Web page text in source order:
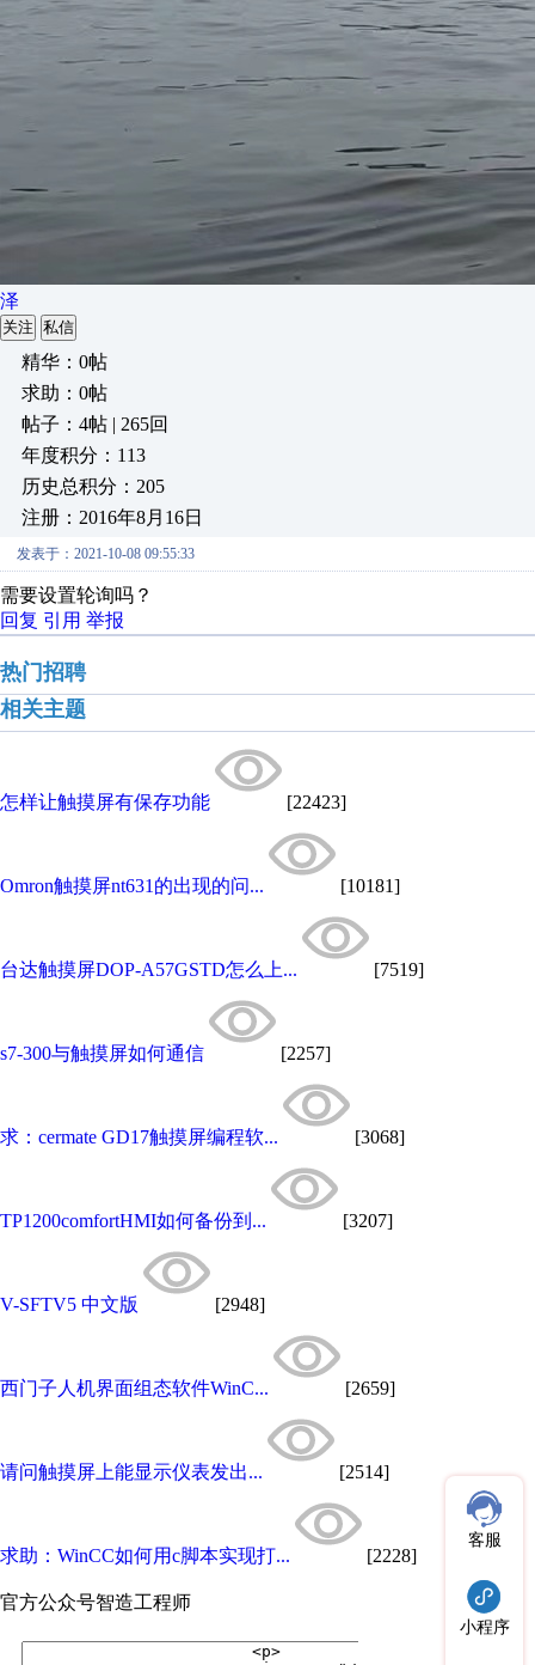
泽
关注 私信
精华：0帖
求助：0帖
帖子：4帖 | 265回
年度积分：113
历史总积分：205
注册：2016年8月16日
发表于：2021-10-08 09:55:33
需要设置轮询吗？
回复 引用 举报
热门招聘
相关主题
怎样让触摸屏有保存功能 [22423]
Omron触摸屏nt631的出现的问... [10181]
台达触摸屏DOP-A57GSTD怎么上... [7519]
s7-300与触摸屏如何通信 [2257]
求：cermate GD17触摸屏编程软... [3068]
TP1200comfortHMI如何备份到... [3207]
V-SFTV5 中文版 [2948]
西门子人机界面组态软件WinC... [2659]
请问触摸屏上能显示仪表发出... [2514]
求助：WinCC如何用c脚本实现打... [2228]
官方公众号智造工程师
客服
小程序